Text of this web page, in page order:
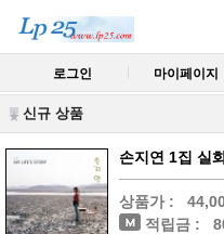
로그인 마이페이지
신규 상품
손지연 1집 실
상품가 :
적립금 :